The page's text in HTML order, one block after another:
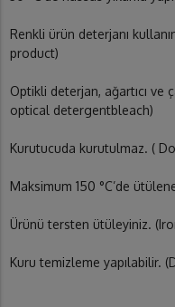
Renkli ürün deterjanı
product)
Optikli deterjan, ağartıcı ve
optical detergentbleach)
Kurutucuda kurutulmaz. (
Maksimum 150 °C’de
Ürünü tersten ütüleyiniz.
Kuru temizleme yapılabilir.